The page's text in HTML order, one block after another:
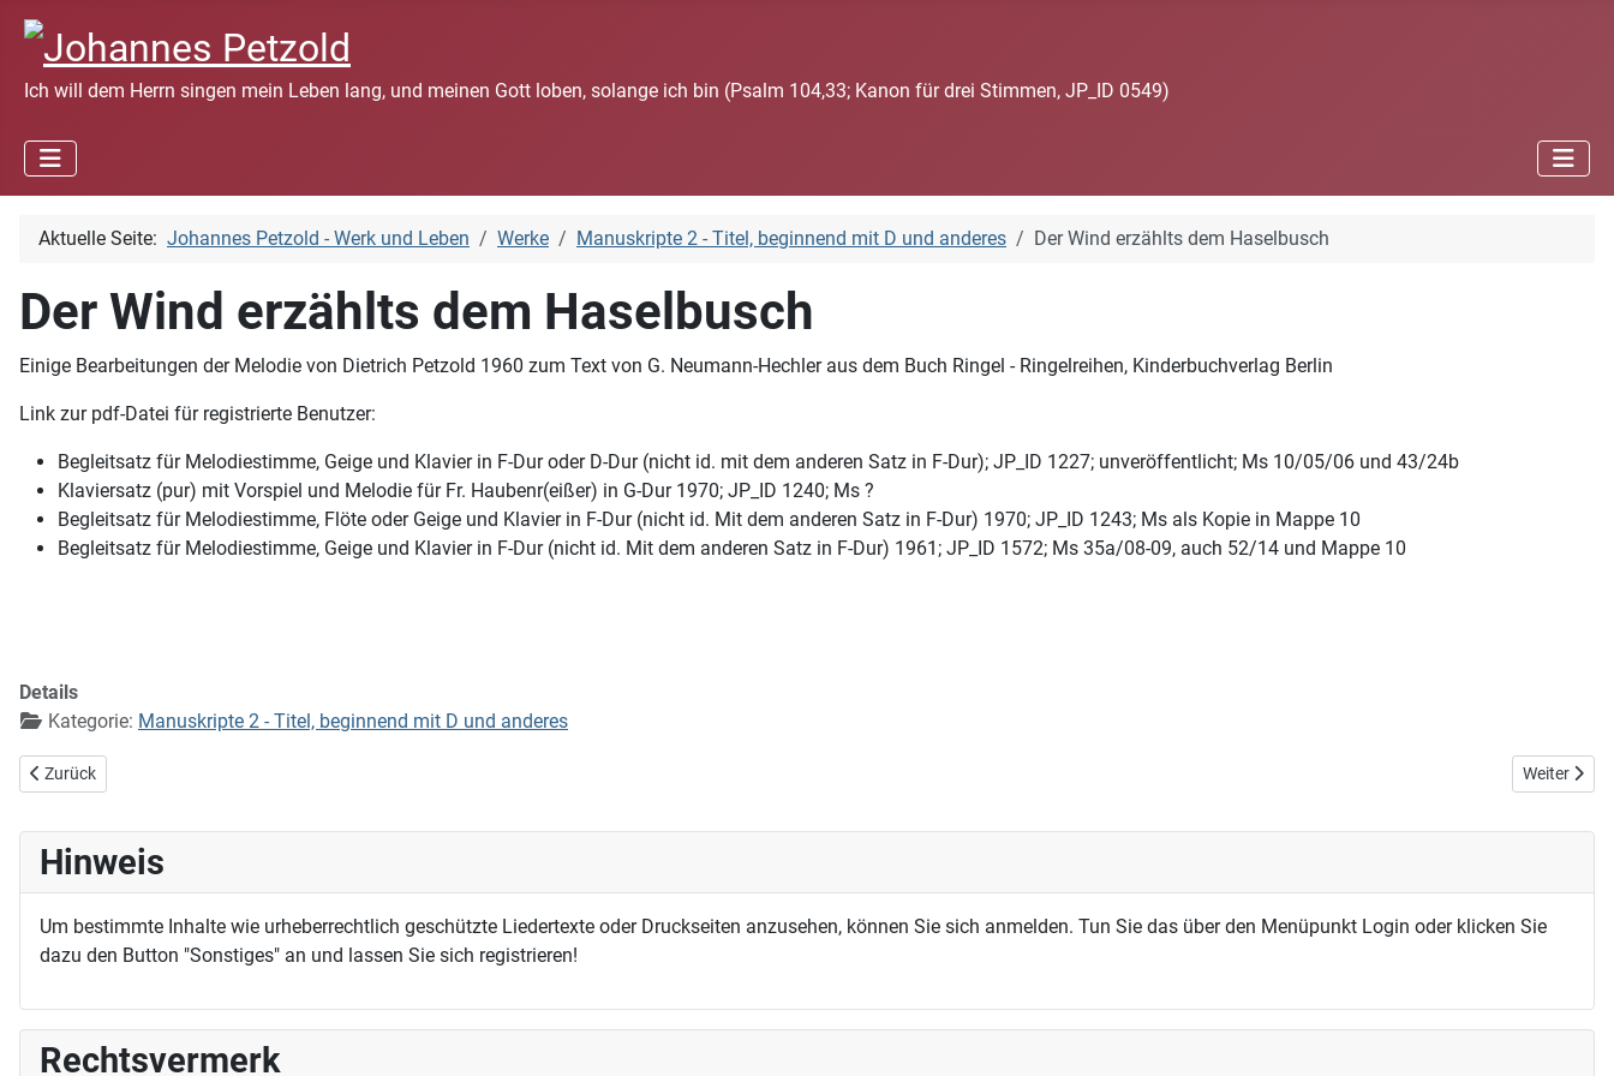
Ich will dem Herrn singen mein Leben lang, und meinen Gott loben, solange ich bin (Psalm 104,33; Kanon für drei Stimmen, JP_ID 0549)
Aktuelle Seite: Johannes Petzold - Werk und Leben Werke Manuskripte 2 - Titel, beginnend mit D und anderes Der Wind erzählts dem Haselbusch
Der Wind erzählts dem Haselbusch
Einige Bearbeitungen der Melodie von Dietrich Petzold 1960 zum Text von G. Neumann-Hechler aus dem Buch Ringel - Ringelreihen, Kinderbuchverlag Berlin
Link zur pdf-Datei für registrierte Benutzer:
Begleitsatz für Melodiestimme, Geige und Klavier in F-Dur oder D-Dur (nicht id. mit dem anderen Satz in F-Dur); JP_ID 1227; unveröffentlicht; Ms 10/05/06 und 43/24b
Klaviersatz (pur) mit Vorspiel und Melodie für Fr. Haubenr(eißer) in G-Dur 1970; JP_ID 1240; Ms ?
Begleitsatz für Melodiestimme, Flöte oder Geige und Klavier in F-Dur (nicht id. Mit dem anderen Satz in F-Dur) 1970; JP_ID 1243; Ms als Kopie in Mappe 10
Begleitsatz für Melodiestimme, Geige und Klavier in F-Dur (nicht id. Mit dem anderen Satz in F-Dur) 1961; JP_ID 1572; Ms 35a/08-09, auch 52/14 und Mappe 10
Details
Kategorie: Manuskripte 2 - Titel, beginnend mit D und anderes
Vorheriger Beitrag: Der Tod ist verschlungen in den Sieg
Zurück Nächster
Weiter
Hinweis
Um bestimmte Inhalte wie urheberrechtlich geschützte Liedertexte oder Druckseiten anzusehen, können Sie sich anmelden. Tun Sie das über den Menüpunkt Login oder klicken Sie
dazu den Button "Sonstiges" an und lassen Sie sich registrieren!
Rechtsvermerk